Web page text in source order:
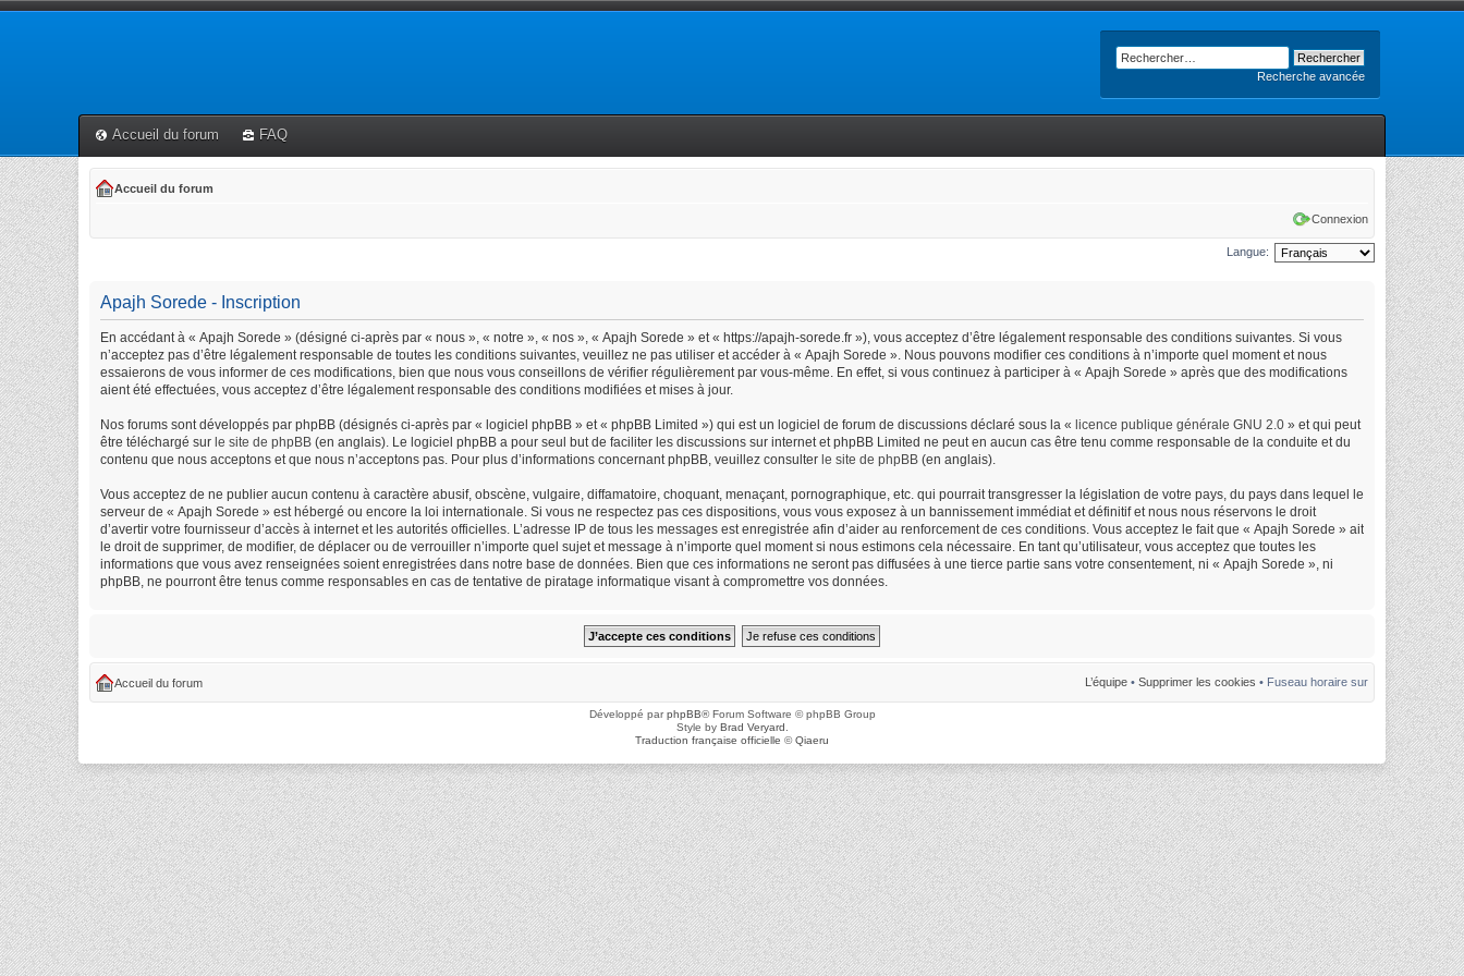
Recherche avancée
Accueil du forum FAQ
Accueil du forum
Connexion
Langue:
Apajh Sorede - Inscription
En accédant à « Apajh Sorede » (désigné ci-après par « nous », « notre », « nos », « Apajh Sorede » et « https://apajh-sorede.fr »), vous acceptez d’être légalement responsable des conditions suivantes. Si vous
n’acceptez pas d’être légalement responsable de toutes les conditions suivantes, veuillez ne pas utiliser et accéder à « Apajh Sorede ». Nous pouvons modifier ces conditions à n’importe quel moment et nous
essaierons de vous informer de ces modifications, bien que nous vous conseillons de vérifier régulièrement par vous-même. En effet, si vous continuez à participer à « Apajh Sorede » après que des modifications
aient été effectuées, vous acceptez d’être légalement responsable des conditions modifiées et mises à jour.
Nos forums sont développés par phpBB (désignés ci-après par « logiciel phpBB » et « phpBB Limited ») qui est un logiciel de forum de discussions déclaré sous la « licence publique générale GNU 2.0 » et qui peut
être téléchargé sur le site de phpBB (en anglais). Le logiciel phpBB a pour seul but de faciliter les discussions sur internet et phpBB Limited ne peut en aucun cas être tenu comme responsable de la conduite et du
contenu que nous acceptons et que nous n’acceptons pas. Pour plus d’informations concernant phpBB, veuillez consulter le site de phpBB (en anglais).
Vous acceptez de ne publier aucun contenu à caractère abusif, obscène, vulgaire, diffamatoire, choquant, menaçant, pornographique, etc. qui pourrait transgresser la législation de votre pays, du pays dans lequel le
serveur de « Apajh Sorede » est hébergé ou encore la loi internationale. Si vous ne respectez pas ces dispositions, vous vous exposez à un bannissement immédiat et définitif et nous nous réservons le droit
d’avertir votre fournisseur d’accès à internet et les autorités officielles. L’adresse IP de tous les messages est enregistrée afin d’aider au renforcement de ces conditions. Vous acceptez le fait que « Apajh Sorede » ait
le droit de supprimer, de modifier, de déplacer ou de verrouiller n’importe quel sujet et message à n’importe quel moment si nous estimons cela nécessaire. En tant qu’utilisateur, vous acceptez que toutes les
informations que vous avez renseignées soient enregistrées dans notre base de données. Bien que ces informations ne seront pas diffusées à une tierce partie sans votre consentement, ni « Apajh Sorede », ni
phpBB, ne pourront être tenus comme responsables en cas de tentative de piratage informatique visant à compromettre vos données.
Accueil du forum L’équipe • Supprimer les cookies • Fuseau horaire sur
Développé parphpBB® Forum Software © phpBB Group
Style by Brad Veryard
Traduction française officielle ©Qiaeru